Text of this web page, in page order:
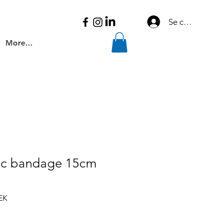
More...
Se connecter
bandage 15cm
Prix